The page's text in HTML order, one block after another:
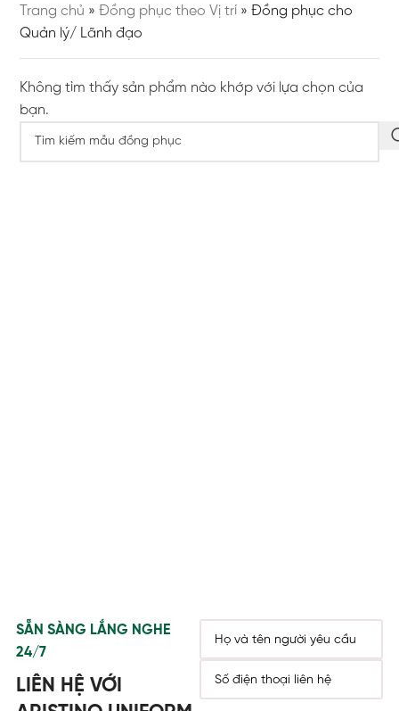
Trang chủ »Đồng phục theo Vị trí »Đồng phục cho
Quản lý/ Lãnh đạo
Không tìm thấy sản phẩm nào khớp với lựa chọn của
bạn.
SẴN SÀNG LẮNG NGHE
24/7
LIÊN HỆ VỚI